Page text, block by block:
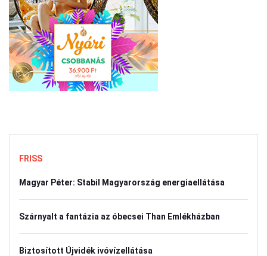
FRISS
Magyar Péter: Stabil Magyarország energiaellátása
Szárnyalt a fantázia az óbecsei Than Emlékházban
Biztosított Újvidék ivóvízellátása